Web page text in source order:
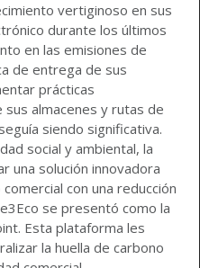
vertiginoso en sus
durante los últimos
en las emisiones de
de entrega de sus
prácticas
almacenes y rutas de
siendo significativa.
social y ambiental, la
una solución innovadora
con una reducción
se presentó como la
Esta plataforma les
la huella de carbono